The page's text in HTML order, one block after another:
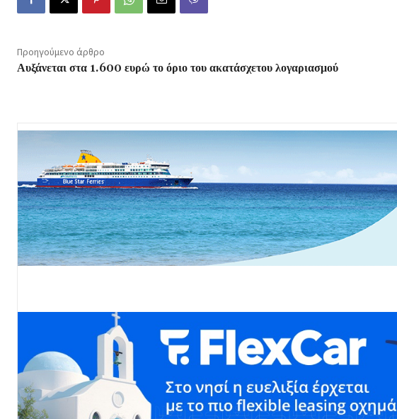
Προηγούμενο άρθρο
Αυξάνεται στα 1.600 ευρώ το όριο του ακατάσχετου λογαριασμού